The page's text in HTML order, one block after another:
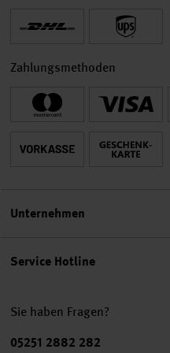
Service Hotline
Sie haben Fragen?
Telefonnummer
05251 2882 282
Zahlungsmethoden
Unternehmen